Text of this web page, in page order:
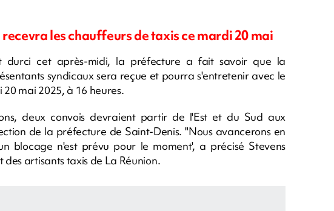
les chauffeurs de taxis ce mardi 20 mai
durci cet après-midi, la préfecture a fait savoir que la
syndicaux sera reçue et pourra s'entretenir avec le
mai 2025, à 16 heures.
deux convois devraient partir de l'Est et du Sud aux
de la préfecture de Saint-Denis. "Nous avancerons en
blocage n'est prévu pour le moment', a précisé Stevens
artisants taxis de La Réunion.